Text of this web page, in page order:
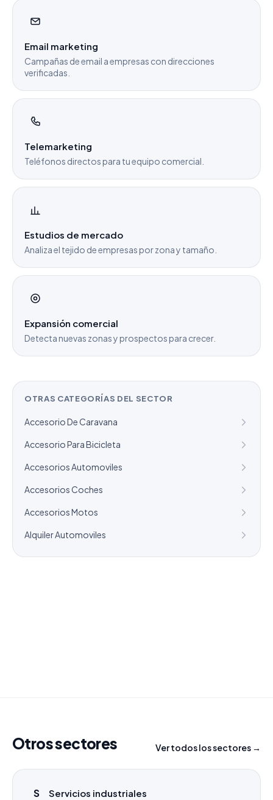
Email marketing
Campañas de email a empresas con direcciones
verificadas.
Telemarketing
Teléfonos directos para tu equipo comercial.
Estudios de mercado
Analiza el tejido de empresas por zona y tamaño.
Expansión comercial
Detecta nuevas zonas y prospectos para crecer.
OTRAS CATEGORÍAS DEL SECTOR
Accesorio De Caravana
Accesorio Para Bicicleta
Accesorios Automoviles
Accesorios Coches
Accesorios Motos
Alquiler Automoviles
Otros sectores Ver todos los sectores →
S Servicios industriales